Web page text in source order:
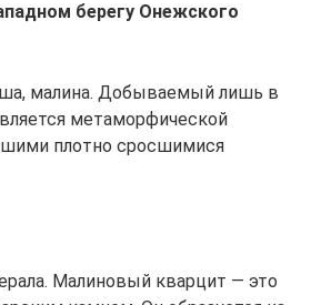
берегу Онежского
малина. Добываемый лишь в
метаморфической
плотно сросшимися
Малиновый кварцит — это